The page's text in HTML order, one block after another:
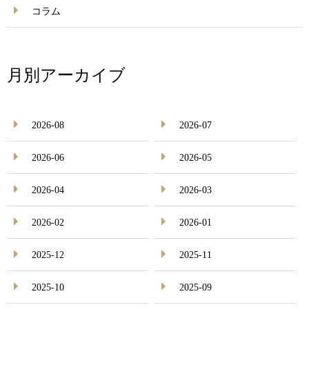
コラム
月別アーカイブ
2026-08 2026-07
2026-06 2026-05
2026-04 2026-03
2026-02 2026-01
2025-12 2025-11
2025-10 2025-09